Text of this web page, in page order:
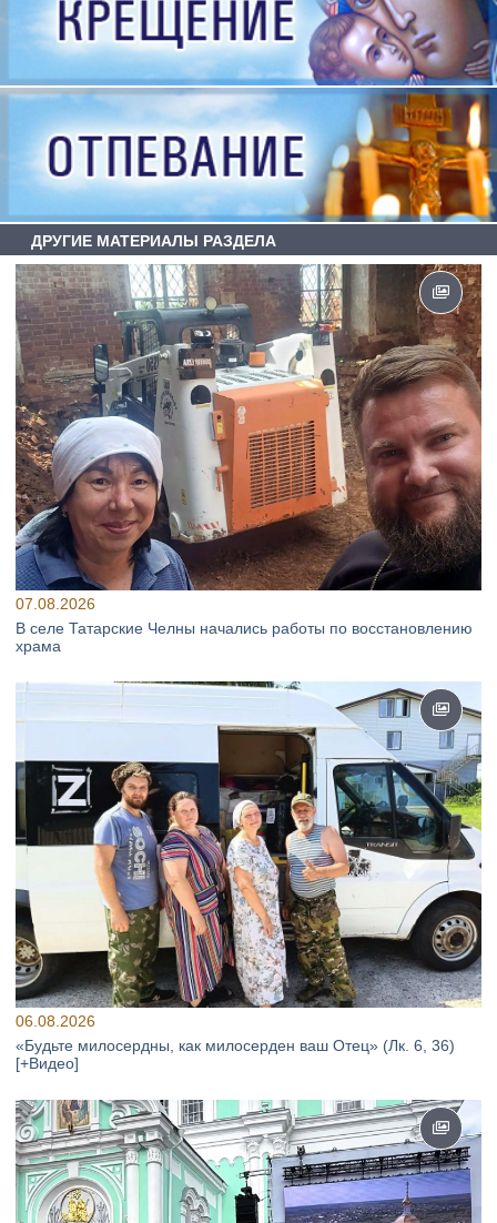
ДРУГИЕ МАТЕРИАЛЫ РАЗДЕЛА
07.08.2026
В селе Татарские Челны начались работы по восстановлению
храма
06.08.2026
«Будьте милосердны, как милосерден ваш Отец» (Лк. 6, 36)
[+Видео]